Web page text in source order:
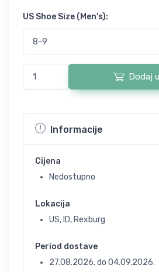
US Shoe Size (Men's):
Dodaj
Informacije
Cijena
Nedostupno
Lokacija
US, ID, Rexburg
Period dostave
27.08.2026. do 04.09.2026.